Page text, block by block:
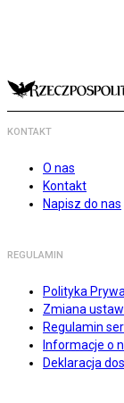
KONTAKT
O nas
Kontakt
Napisz do nas
REGULAMIN
Polityka
Zmiana
Regulamin
Informacje o
Deklaracja